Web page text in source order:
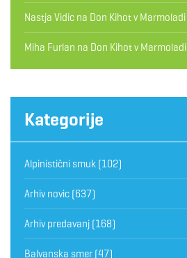
Nastja Vidic na Don Kihot v Marmoladi
Miha Furlan na Don Kihot v Marmoladi
Kategorije
Alpinistični smuk (102)
Arhiv novic (637)
Arhiv predavanj (168)
Balvanska smer (47)